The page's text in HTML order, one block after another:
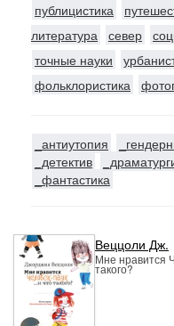
публицистика
литература север
точные науки
фольклористика
_антиутопия
_детектив
_фантастика
Веццоли Дж.
Мне нравится
такого?